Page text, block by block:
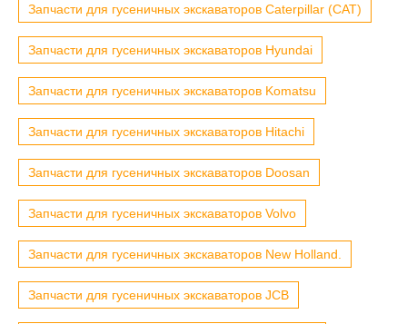
Запчасти для гусеничных экскаваторов Caterpillar (CAT)
Запчасти для гусеничных экскаваторов Hyundai
Запчасти для гусеничных экскаваторов Komatsu
Запчасти для гусеничных экскаваторов Hitachi
Запчасти для гусеничных экскаваторов Doosan
Запчасти для гусеничных экскаваторов Volvo
Запчасти для гусеничных экскаваторов New Holland.
Запчасти для гусеничных экскаваторов JCB